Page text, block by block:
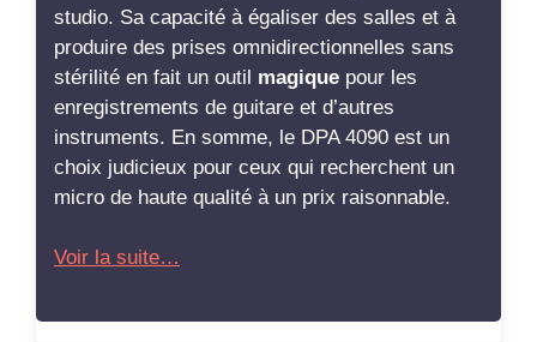
studio. Sa capacité à égaliser des salles et à
produire des prises omnidirectionnelles sans
stérilité en fait un outil magique pour les
enregistrements de guitare et d’autres
instruments. En somme, le DPA 4090 est un
choix judicieux pour ceux qui recherchent un
micro de haute qualité à un prix raisonnable.
Voir la suite…